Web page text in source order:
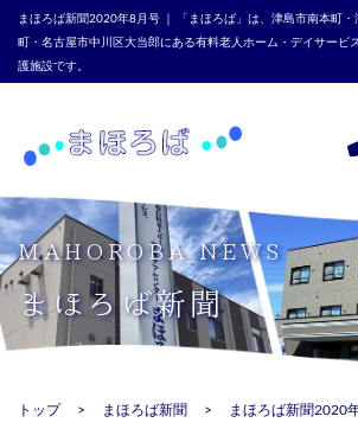
まほろば新聞2020年8月号 ｜ 「まほろば」は、津島市南本町
町・名古屋市中川区大当郎にある有料老人ホーム・デイサービ
護施設です。
MAHOROBA NEWS
まほろば新聞
トップ まほろば新聞 まほろば新聞2020